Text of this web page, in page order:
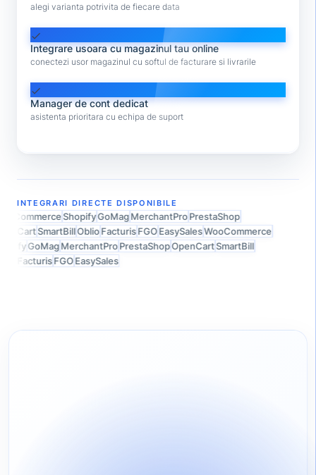
alegi varianta potrivita de fiecare data
check
Integrare usoara cu magazinul tau online
conectezi usor magazinul cu softul de facturare si livrarile
check
Manager de cont dedicat
asistenta prioritara cu echipa de suport
INTEGRARI DIRECTE DISPONIBILE
ShopifyGoMagMerchantProPrestaShop
SmartBillOblioFacturisFGOEasySalesWooCommerce
GoMagMerchantProPrestaShopOpenCartSmartBill
FacturisFGOEasySales